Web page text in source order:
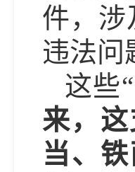
件，涉
违法问
这些
来，
当、